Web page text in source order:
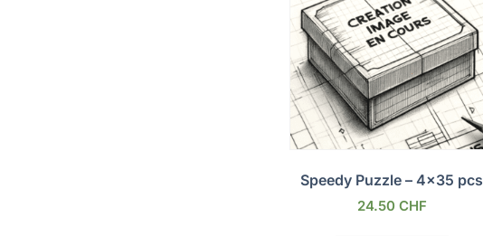
Speedy Puzzle – 4×35 pcs
24.50 CHF